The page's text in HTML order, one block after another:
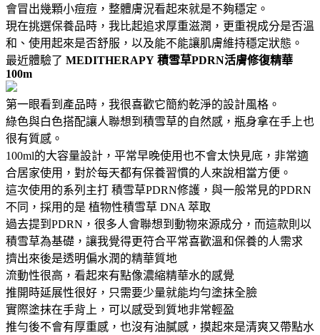
會冒出幾顆小痘痘，整體膚況看起來就是不夠穩定。
現在挑選保養品時，我比起追求厚重滋潤，更重視成分是否溫
和、使用起來是否舒服，以及能不能讓肌膚維持穩定狀態。
最近體驗了 MEDITHERAPY 積雪草PDRN活膚修復精華
100m
第一眼看到產品時，我很喜歡它簡約乾淨的設計風格。
綠色與白色搭配讓人聯想到積雪草的自然感，瓶身拿在手上也
很有質感。
100ml的大容量設計，平常早晚使用也不會太快見底，非常適
合居家使用，對於每天都有保養習慣的人來說相當方便。
這次使用的系列主打 積雪草PDRN修護，與一般常見的PDRN
不同，採用的是 植物性積雪草 DNA 萃取
過去提到PDRN，很多人會聯想到動物來源成分，而這款則以
積雪草為基礎，讓我覺得更符合平常喜歡溫和保養的人需求
擠出來後是透明偏水潤的精華質地
流動性很高，看起來有點像濃縮精華水的感覺
推開時延展性很好，只需要少量就能均勻塗抹全臉
實際塗抹在手背上，可以感受到質地非常輕盈
推勻後不會有厚重感，也沒有油膩感，摸起來是清爽又帶點水